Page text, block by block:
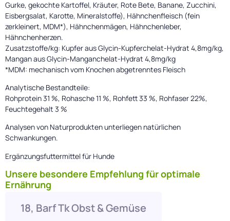
Gurke, gekochte Kartoffel, Kräuter, Rote Bete, Banane, Zucchini,
Eisbergsalat, Karotte, Mineralstoffe), Hähnchenfleisch (fein
zerkleinert, MDM*), Hähnchenmägen, Hähnchenleber,
Hähnchenherzen.
Zusatzstoffe/kg: Kupfer aus Glycin-Kupferchelat-Hydrat 4,8mg/kg,
Mangan aus Glycin-Manganchelat-Hydrat 4,8mg/kg
*MDM: mechanisch vom Knochen abgetrenntes Fleisch
Analytische Bestandteile:
Rohprotein 31 %, Rohasche 11 %, Rohfett 33 %, Rohfaser 22%,
Feuchtegehalt 3 %
Analysen von Naturprodukten unterliegen natürlichen
Schwankungen.
Ergänzungsfuttermittel für Hunde
Unsere besondere Empfehlung für optimale
Ernährung
18, Barf Tk Obst & Gemüse